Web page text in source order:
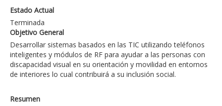
Estado Actual
Terminada
Objetivo General
Desarrollar sistemas basados en las TIC utilizando teléfonos
inteligentes y módulos de RF para ayudar a las personas con
discapacidad visual en su orientación y movilidad en entornos
de interiores lo cual contribuirá a su inclusión social.
Resumen